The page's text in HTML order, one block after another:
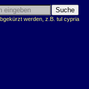
werden, z.B. tul cypria